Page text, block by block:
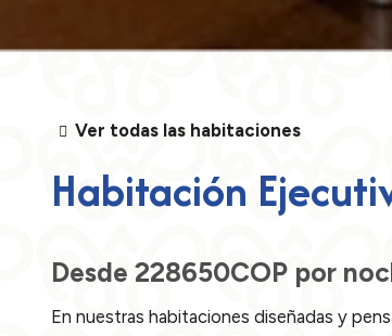
Ver todas las habitaciones
Habitación
Desde 228650COP por
En nuestras habitaciones diseñadas y